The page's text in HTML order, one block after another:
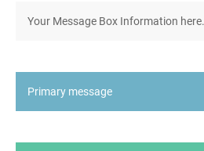
Your Message Box Information here.
Primary message